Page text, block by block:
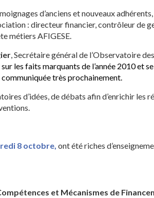
d’anciens et nouveaux
: directeur financier, contrôleur de
métiers AFIGESE.
, Secrétaire général de l’Observatoire
les faits marquants de l’année 2010 et
très prochainement.
d’idées, de débats afin d’enrichir les
8 octobre, ont été riches
et Mécanismes de